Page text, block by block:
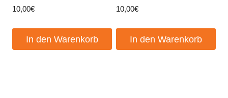
10,00€
In den Warenkorb
10,00€
In den Warenkorb